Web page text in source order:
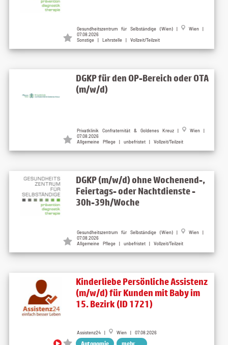
Gesundheitszentrum für Selbständige (Wien) |
Wien |
07.08.2026
Sonstige | Lehrstelle | Vollzeit/Teilzeit
DGKP für den OP-Bereich oder OTA
(m/w/d)
Privatklinik Confraternität & Goldenes Kreuz |
Wien |
07.08.2026
Allgemeine Pflege | unbefristet | Vollzeit/Teilzeit
DGKP (m/w/d) ohne Wochenend-,
Feiertags- oder Nachtdienste -
30h-39h/Woche
Gesundheitszentrum für Selbständige (Wien) |
Wien |
07.08.2026
Allgemeine Pflege | unbefristet | Vollzeit/Teilzeit
Kinderliebe Persönliche Assistenz
(m/w/d) für Kunden mit Baby im
15. Bezirk (ID 1721)
Assistenz24 | Wien | 07.08.2026